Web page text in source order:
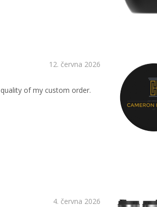
12. června 2026
of my custom order.
4. června 2026